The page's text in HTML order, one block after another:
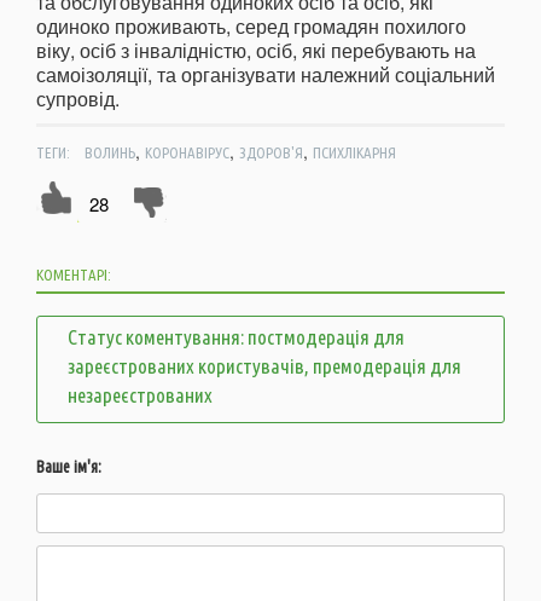
одиноко проживають, серед громадян похилого
віку, осіб з інвалідністю, осіб, які перебувають на
самоізоляції, та організувати належний соціальний
супровід.
ТЕГИ: ВОЛИНЬ, КОРОНАВІРУС, ЗДОРОВ'Я, ПСИХЛІКАРНЯ
28
КОМЕНТАРІ:
Статус коментування: постмодерація для
зареєстрованих користувачів, премодерація для
незареєстрованих
Ваше ім'я: